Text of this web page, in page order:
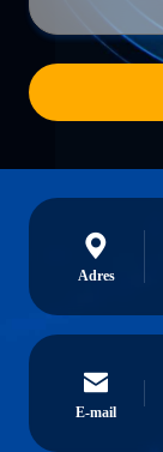
Adres
E-mail